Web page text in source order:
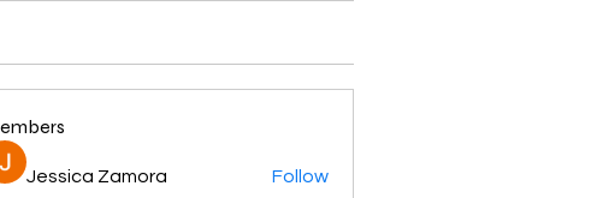
Jessica Zamora Follow